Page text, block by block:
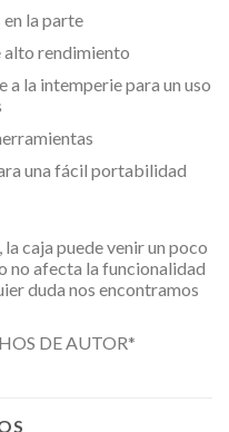
la parte
alto rendimiento
la intemperie para un uso
una fácil portabilidad
caja puede venir un poco
no afecta la funcionalidad
duda nos encontramos
DE AUTOR*